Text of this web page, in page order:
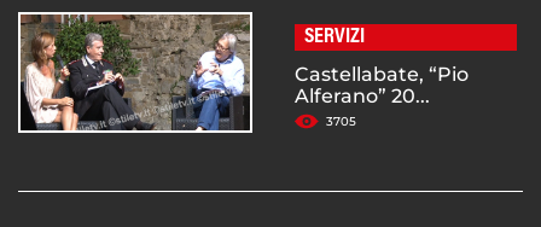
SERVIZI
Castellabate, “Pio
Alferano” 20...
3705